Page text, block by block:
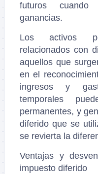
futuros
ganancias.
Los activos
relacionados con
aquellos que
en el
ingresos y
temporales
permanentes, y
diferido que se
se revierta la
Ventajas y
impuesto diferido